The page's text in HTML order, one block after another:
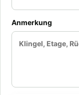
Anmerkung